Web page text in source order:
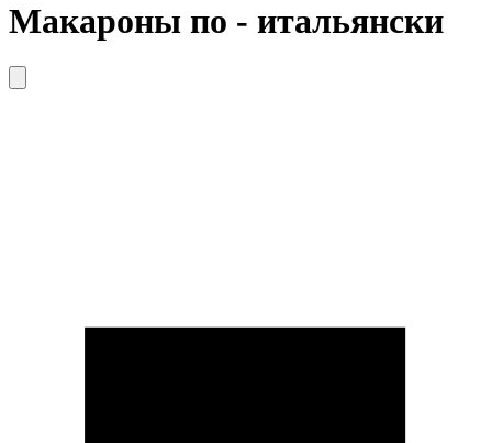
Макароны по - итальянски